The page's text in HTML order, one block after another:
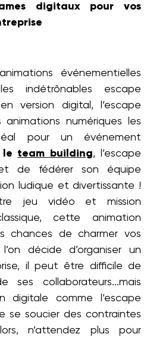
digitaux pour vos
événementielles
indétrônables escape
version digital, l’escape
numériques les
pour un événement
le team building, l’escape
de fédérer son équipe
ludique et divertissante !
jeu vidéo et mission
cette animation
chances de charmer vos
décide d’organiser un
il peut être difficile de
ses collaborateurs...mais
digitale comme l’escape
se soucier des contraintes
n’attendez plus pour